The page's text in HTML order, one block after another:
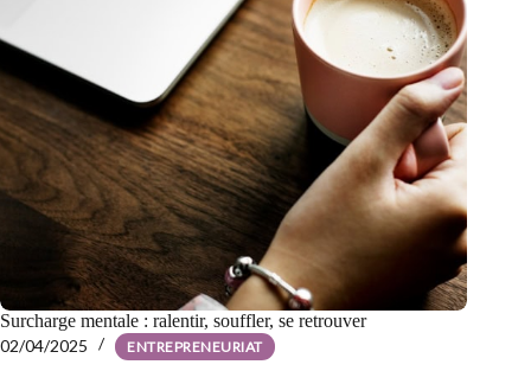
Surcharge mentale : ralentir, souffler, se retrouver
02/04/2025
ENTREPRENEURIAT